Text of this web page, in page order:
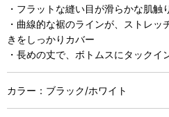
・フラットな縫い目が滑らかな肌触
・曲線的な裾のラインが、ストレ
きをしっかりカバー
・長めの丈で、ボトムスにタックイ
カラー：ブラック/ホワイト